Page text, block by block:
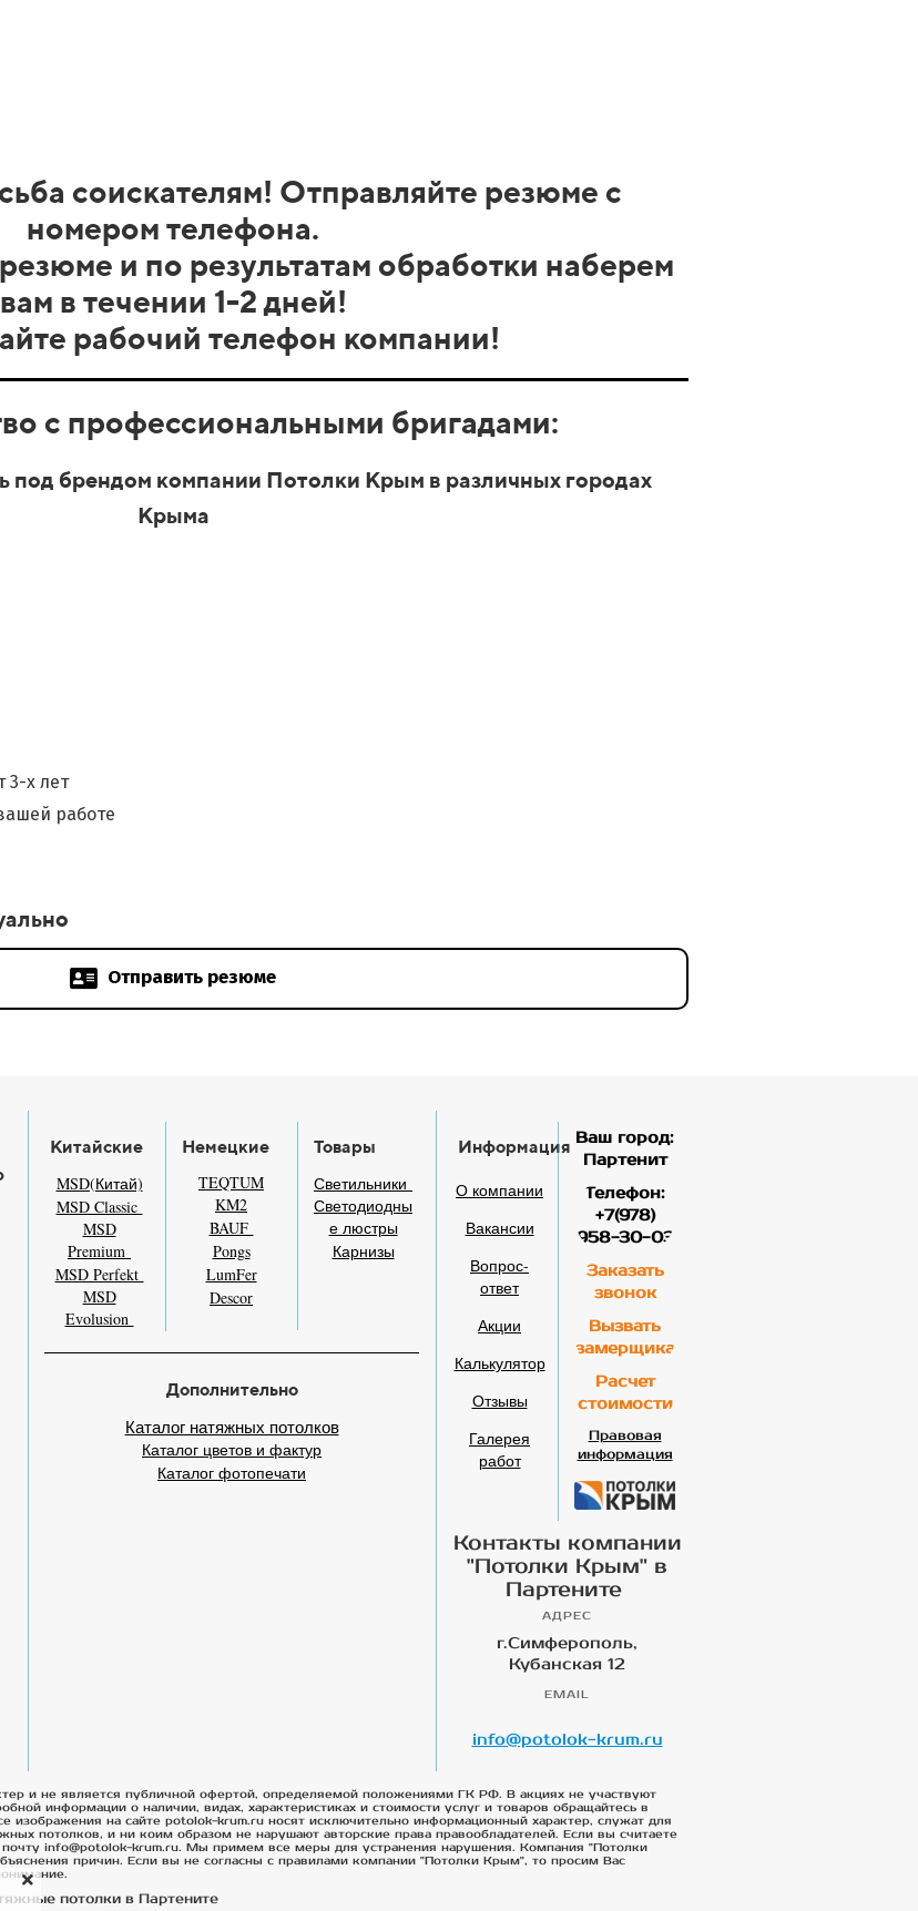
соискателям! Отправляйте резюме с
номером телефона.
и по результатам обработки наберем
вам в течении 1-2 дней!
рабочий телефон компании!
с профессиональными бригадами:
под брендом компании Потолки Крым в различных городах
Крыма
3-х лет
работе
Отправить резюме
Китайские
MSD(Китай)
MSD Classic
MSD
Premium
MSD Perfekt
MSD
Evolusion
Немецкие
TEQTUM
KM2
BAUF
Pongs
LumFer
Descor
Товары
Светильники
Светодиодны
е люстры
Карнизы
Дополнительно
Каталог натяжных потолков
Каталог цветов и фактур
Каталог фотопечати
Информация
О компании
Вакансии
Вопрос-
ответ
Акции
Калькулятор
Отзывы
Галерея
работ
Ваш город:
Партенит
Телефон:
+7(978)
958-30-03
Заказать
звонок
Вызвать
замерщика
Расчет
стоимости
Правовая
информация
Контакты компании
"Потолки Крым" в
Партените
АДРЕС
г.Симферополь,
Кубанская 12
EMAIL
info@potolok-krum.ru
и не является публичной офертой, определяемой положениями ГК РФ. В акциях не участвуют
информации о наличии, видах, характеристиках и стоимости услуг и товаров обращайтесь в
изображения на сайте potolok-krum.ru носят исключительно информационный характер, служат для
потолков, и ни коим образом не нарушают авторские права правообладателей. Если вы считаете
info@potolok-krum.ru. Мы примем все меры для устранения нарушения. Компания "Потолки
причин. Если вы не согласны с правилами компании "Потолки Крым", то просим Вас
потолки в Партените